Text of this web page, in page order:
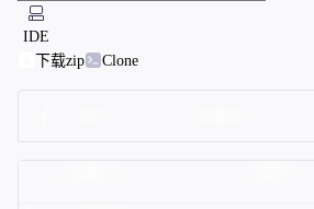
IDE
下载zip
Clone